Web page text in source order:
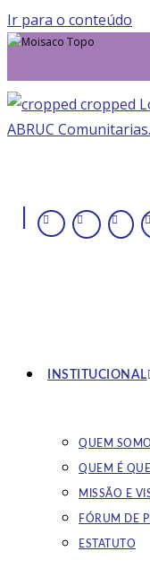
Ir para o conteúdo
|
INSTITUCIONAL
QUEM
QUEM É
MISSÃO E
FÓRUM DE
ESTATUTO